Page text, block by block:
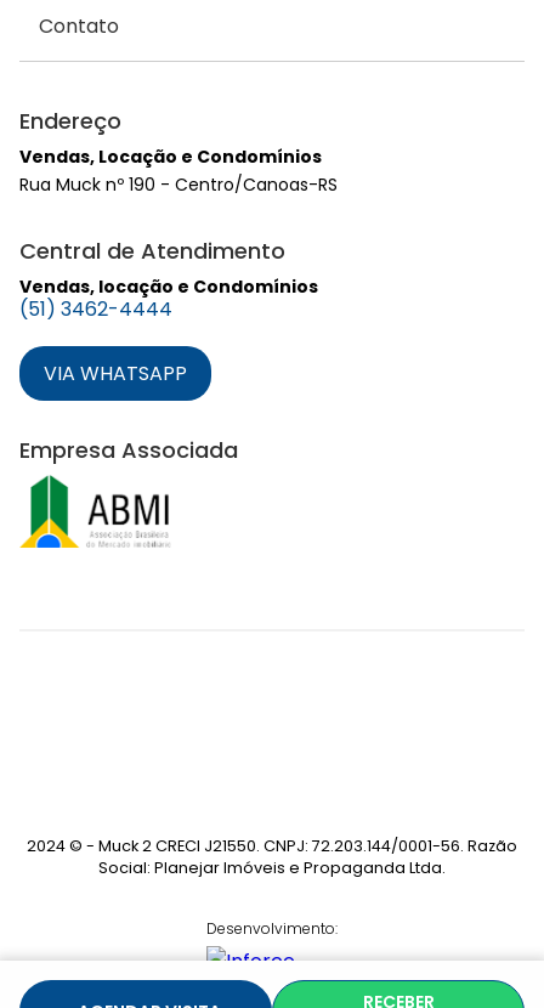
RECEBER
Contato
Endereço
Vendas, Locação e Condomínios
Rua Muck nº 190 - Centro/Canoas-RS
Central de Atendimento
Vendas, locação e Condomínios
(51) 3462-4444
VIA WHATSAPP
Empresa Associada
2024 © - Muck 2 CRECI J21550. CNPJ: 72.203.144/0001-56. Razão
Social: Planejar Imóveis e Propaganda Ltda.
Desenvolvimento: